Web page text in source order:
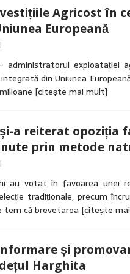
Agricost în
Europeană
administratorul exploatației
din Uniunea
[citește mai mult]
a reiterat opoziția
prin metode
au votat în favoarea unei
tradiționale, precum
tem că brevetarea [citește
și
Harghita